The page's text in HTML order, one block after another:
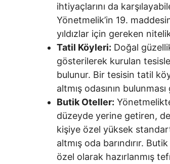
ihtiyaçlarını da
Yönetmelik’in 19.
yıldızlar için gereken
Tatil Köyleri: Doğal
gösterilerek kurulan
bulunur. Bir tesisin tatil
altmış odasının
Butik Oteller:
düzeyde yerine getiren,
kişiye özel yüksek
altmış oda barındırır.
özel olarak hazırlanmış